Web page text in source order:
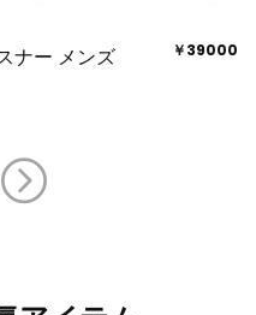
￥39000
ナー メンズ